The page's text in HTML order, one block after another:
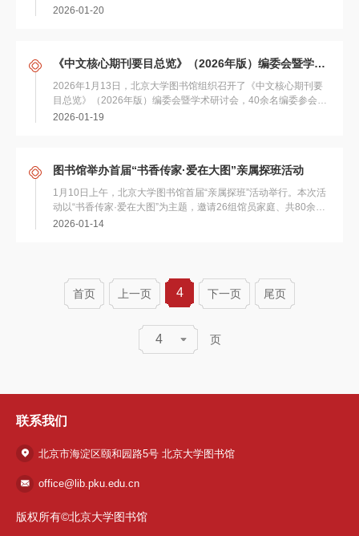
勇，校务委员会副主任兼秘书长、工会主...
2026-01-20
《中文核心期刊要目总览》（2026年版）编委会暨学术研讨会顺利召开
2026年1月13日，北京大学图书馆组织召开了《中文核心期刊要
目总览》（2026年版）编委会暨学术研讨会，40余名编委参会，
共同围绕新一版《中文核心期刊要目总览...
2026-01-19
图书馆举办首届“书香传家·爱在大图”亲属探班活动
1月10日上午，北京大学图书馆首届“亲属探班”活动举行。本次活
动以“书香传家·爱在大图”为主题，邀请26组馆员家庭、共80余人
走进图书馆，近距离了解馆员工作日常...
2026-01-14
首页 上一页 4 下一页 尾页
4 页
联系我们
北京市海淀区颐和园路5号 北京大学图书馆
office@lib.pku.edu.cn
版权所有©北京大学图书馆